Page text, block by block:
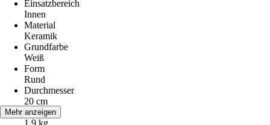
Einsatzbereich
Innen
Material
Keramik
Grundfarbe
Weiß
Form
Rund
Durchmesser
20 cm
Gewicht
1,9 kg
Mehr anzeigen